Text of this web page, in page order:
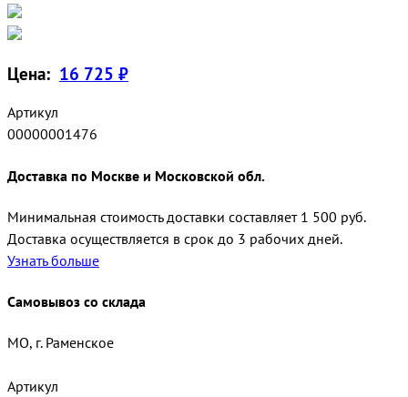
Цена: 16 725 ₽
Артикул
00000001476
Доставка по Москве и Московской обл.
Минимальная стоимость доставки составляет 1 500 руб.
Доставка осуществляется в срок до 3 рабочих дней.
Узнать больше
Самовывоз со склада
МО, г. Раменское
Артикул